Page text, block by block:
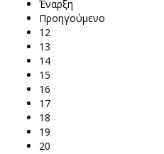
Έναρξη
Προηγούμενο
12
13
14
15
16
17
18
19
20